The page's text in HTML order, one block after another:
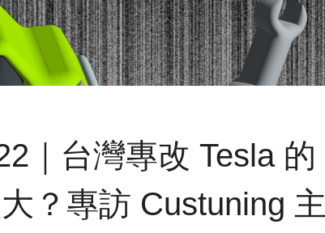
｜台灣專改 Tesla 的
？專訪 Custuning 主